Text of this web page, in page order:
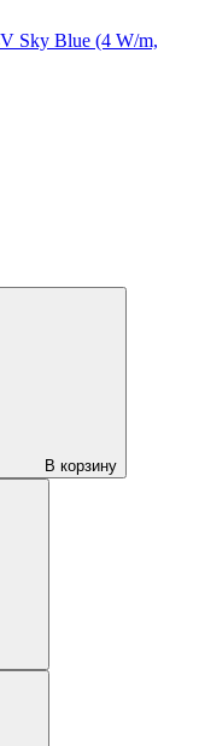
Sky Blue (4 W/m,
В корзину